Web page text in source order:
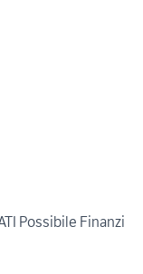
Possibile Finanzi